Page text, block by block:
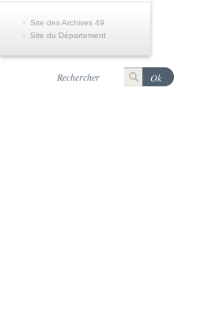
Site des Archives 49
Site du Département